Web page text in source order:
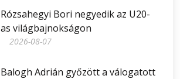
Rózsahegyi Bori negyedik az U20-
as világbajnokságon
2026-08-07
Balogh Adrián győzött a válogatott